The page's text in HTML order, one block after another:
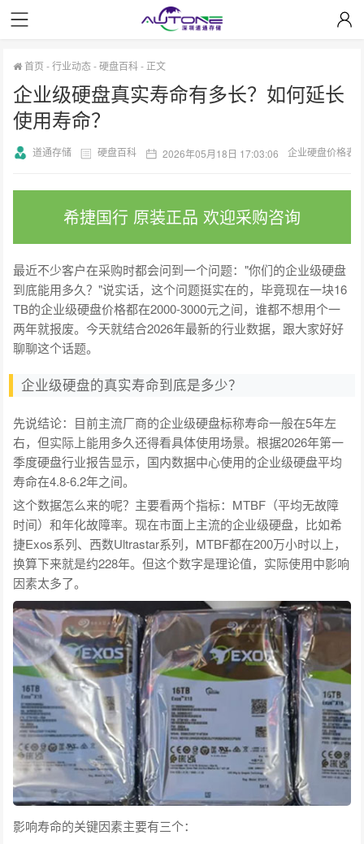
首页 -行业动态-硬盘百科- 正文
企业级硬盘真实寿命有多长？如何延长
使用寿命？
道通存储 硬盘百科 2026年05月18日 17:03:06 企业硬盘价格表
希捷国行 原装正品 欢迎采购咨询
最近不少客户在采购时都会问到一个问题："你们的企业级硬盘
到底能用多久？"说实话，这个问题挺实在的，毕竟现在一块16
TB的企业级硬盘价格都在2000-3000元之间，谁都不想用个一
两年就报废。今天就结合2026年最新的行业数据，跟大家好好
聊聊这个话题。
企业级硬盘的真实寿命到底是多少？
先说结论：目前主流厂商的企业级硬盘标称寿命一般在5年左
右，但实际上能用多久还得看具体使用场景。根据2026年第一
季度硬盘行业报告显示，国内数据中心使用的企业级硬盘平均
寿命在4.8-6.2年之间。
这个数据怎么来的呢？主要看两个指标：MTBF（平均无故障
时间）和年化故障率。现在市面上主流的企业级硬盘，比如希
捷Exos系列、西数Ultrastar系列，MTBF都在200万小时以上，
换算下来就是约228年。但这个数字是理论值，实际使用中影响
因素太多了。
影响寿命的关键因素主要有三个：